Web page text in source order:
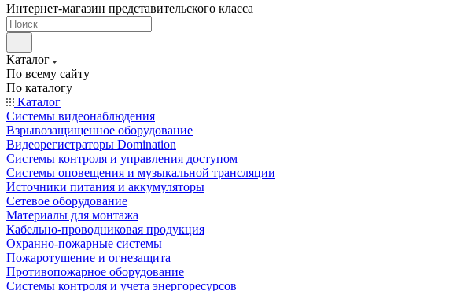
Интернет-магазин представительского класса
Каталог
По всему сайту
По каталогу
Каталог
Системы видеонаблюдения
Взрывозащищенное оборудование
Видеорегистраторы Domination
Системы контроля и управления доступом
Системы оповещения и музыкальной трансляции
Источники питания и аккумуляторы
Сетевое оборудование
Материалы для монтажа
Кабельно-проводниковая продукция
Охранно-пожарные системы
Пожаротушение и огнезащита
Противопожарное оборудование
Системы контроля и учета энергоресурсов